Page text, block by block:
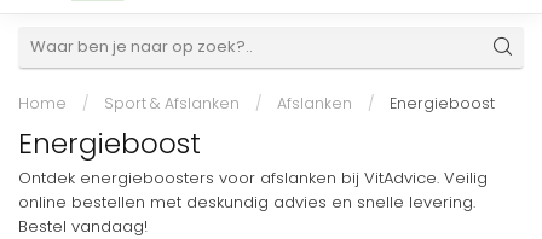
Home / Sport & Afslanken / Afslanken / Energieboost
Energieboost
Ontdek energieboosters voor afslanken bij VitAdvice. Veilig
online bestellen met deskundig advies en snelle levering.
Bestel vandaag!